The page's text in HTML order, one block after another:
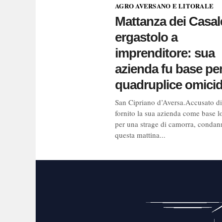
AGRO AVERSANO E LITORALE
Mattanza dei
ergastolo a
imprenditore: sua
azienda fu base
quadruplice
San Cipriano d’Aversa.Accusato
fornito la sua azienda come base
per una strage di camorra,
questa mattina...